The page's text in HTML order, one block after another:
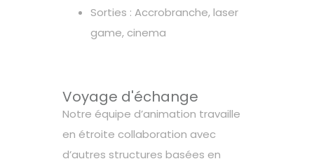
Sorties : Accrobranche, laser
game, cinema
Voyage d'échange
Notre équipe d’animation travaille
en étroite collaboration avec
d’autres structures basées en